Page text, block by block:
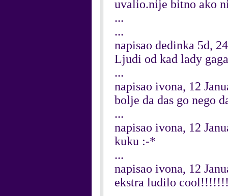
uvalio.nije bitno ako
...
...
napisao dedinka 5d,
Ljudi od kad lady
...
napisao ivona, 12
bolje da das go nego
...
napisao ivona, 12
kuku :-*
...
napisao ivona, 12
ekstra ludilo